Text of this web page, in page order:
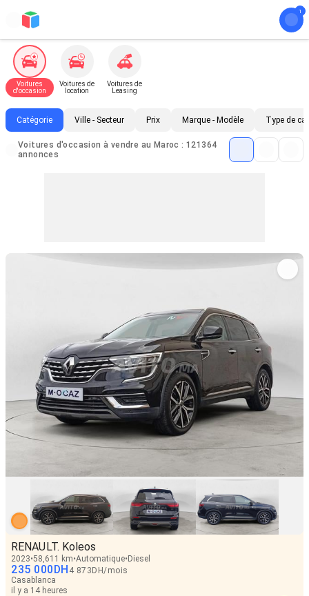
Voitures
d'occasion
Voitures de
location
Voitures de
Leasing
Catégorie Ville - Secteur Prix Marque - Modèle Type de
Voitures d'occasion à vendre au Maroc : 121364
annonces
RENAULT. Koleos
2023 58,611 km Automatique Diesel
235 000DH 4 873 DH/mois
Casablanca
il y a 14 heures